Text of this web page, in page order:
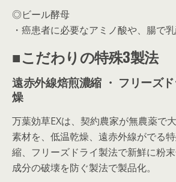
◎ビール酵母
・癌患者に必要なアミノ酸や、腸で
■こだわりの特殊3製法
遠赤外線焙煎濃縮 ・ フリーズ
燥
万葉効草EXは、契約農家が無農薬で
素材を、低温乾燥、遠赤外線がでる
縮、フリーズドライ製法で新鮮に粉
成分の破壊を防ぐ製法で製品化。